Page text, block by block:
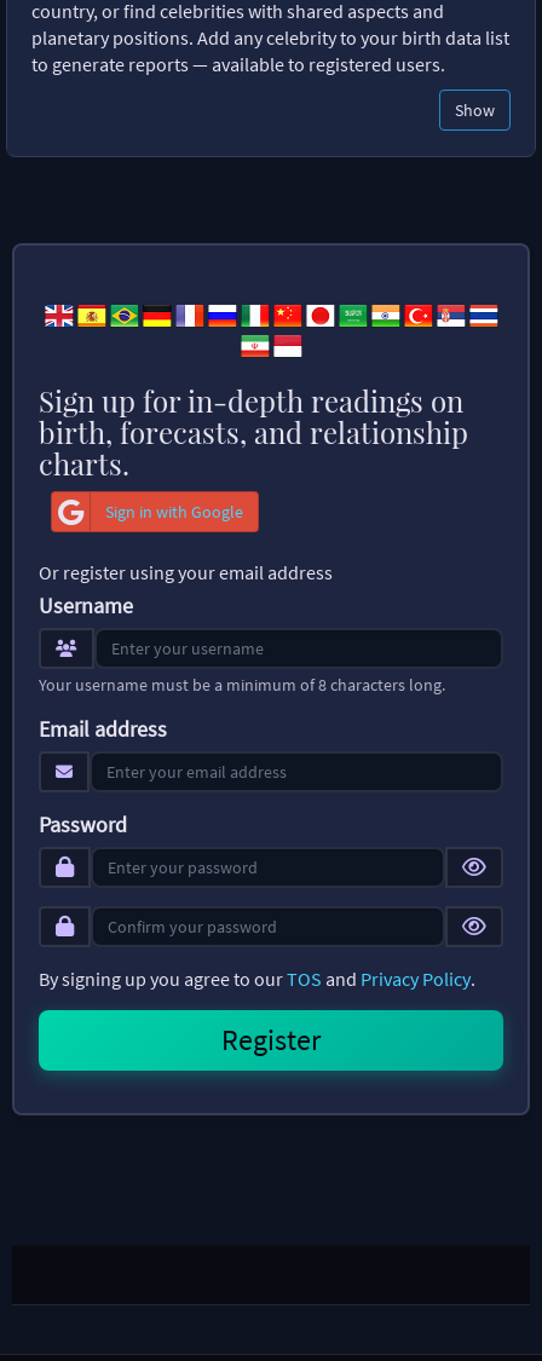
country, or find celebrities with shared aspects and
planetary positions. Add any celebrity to your birth data list
to generate reports — available to registered users.
Show
Sign up for in-depth readings on
birth, forecasts, and relationship
charts.
Sign in with Google
Or register using your email address
Username
Your username must be a minimum of 8 characters long.
Email address
Password
By signing up you agree to ourTOS and Privacy Policy.